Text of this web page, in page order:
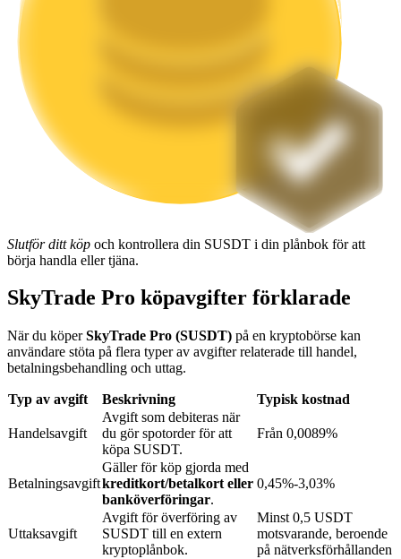
Launchpool
BTR-låsningar
Exklusiva investeringar för BTR-innehavare
Slutför ditt köp och kontrollera din SUSDT i din plånbok för att
börja handla eller tjäna.
SkyTrade Pro köpavgifter förklarade
När du köperSkyTrade Pro (SUSDT) på en kryptobörse kan
användare stöta på flera typer av avgifter relaterade till handel,
betalningsbehandling och uttag.
Typ av avgift Beskrivning Typisk kostnad
Handelsavgift
Avgift som debiteras när
du gör spotorder för att
köpa SUSDT.
Från 0,0089%
Betalningsavgift
Gäller för köp gjorda med
kreditkort/betalkort eller
banköverföringar.
0,45%-3,03%
Uttaksavgift
Avgift för överföring av
SUSDT till en extern
kryptoplånbok.
Minst 0,5 USDT
motsvarande, beroende
på nätverksförhållanden